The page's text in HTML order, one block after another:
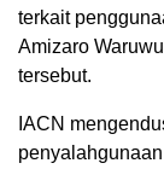
terkait
Amizaro
tersebut.
IACN